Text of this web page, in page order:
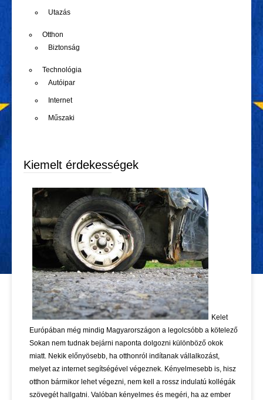
Utazás
Otthon
Biztonság
Technológia
Autóipar
Internet
Műszaki
Kiemelt érdekességek
Kelet
Európában még mindig Magyarországon a legolcsóbb a kötelező
Sokan nem tudnak bejárni naponta dolgozni különböző okok
miatt. Nekik előnyösebb, ha otthonról indítanak vállalkozást,
melyet az internet segítségével végeznek. Kényelmesebb is, hisz
otthon bármikor lehet végezni, nem kell a rossz indulatú kollégák
szövegét hallgatni. Valóban kényelmes és megéri, ha az ember